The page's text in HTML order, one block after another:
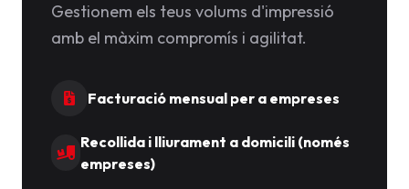
Gestionem els teus volums d'impressió
amb el màxim compromís i agilitat.
Facturació mensual per a empreses
Recollida i lliurament a domicili (només
empreses)